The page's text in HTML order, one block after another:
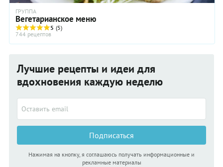
ГРУППА
Вегетарианское меню
5 (5)
744 рецептов
Лучшие рецепты и идеи для
вдохновения каждую неделю
Подписаться
Нажимая на кнопку, я соглашаюсь получать информационные и
рекламные материалы